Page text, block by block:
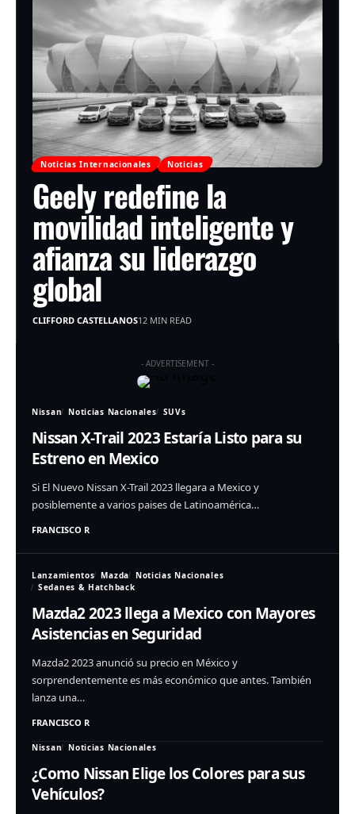
Noticias Internacionales Noticias
Geely redefine la
movilidad inteligente y
afianza su liderazgo
global
CLIFFORD CASTELLANOS12 MIN READ
- ADVERTISEMENT -
Nissan Noticias Nacionales SUVs
Nissan X-Trail 2023 Estaría Listo para su
Estreno en Mexico
Si El Nuevo Nissan X-Trail 2023 llegara a Mexico y
posiblemente a varios paises de Latinoamérica…
FRANCISCO R
Lanzamientos Mazda
Noticias Nacionales
Sedanes & Hatchback
Mazda2 2023 llega a Mexico con Mayores
Asistencias en Seguridad
Mazda2 2023 anunció su precio en México y
sorprendentemente es más económico que antes. También
lanza una…
FRANCISCO R
Nissan Noticias Nacionales
¿Como Nissan Elige los Colores para sus
Vehículos?